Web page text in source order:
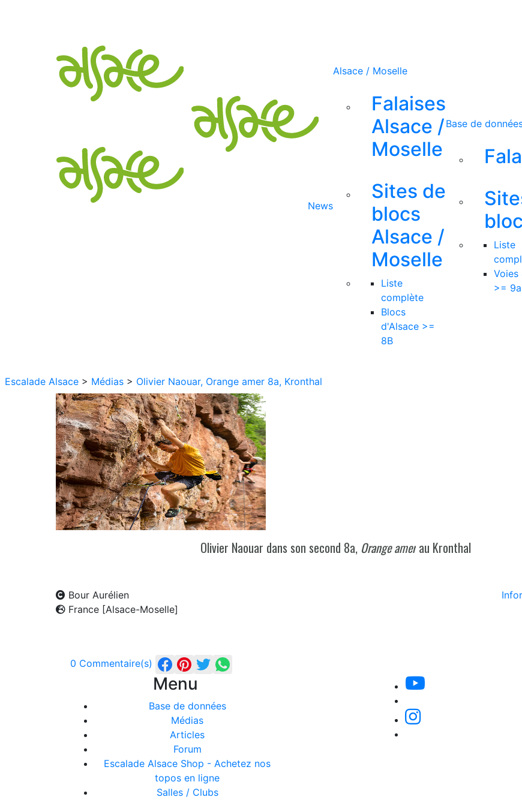
News
Alsace / Moselle
Falaises
Alsace /
Moselle
Sites de
blocs
Alsace /
Moselle
Liste
complète
Blocs
d'Alsace >=
8B
Base de
Liste
Voies
>= 9a
Escalade Alsace > Médias > Olivier Naouar, Orange amer 8a, Kronthal
Olivier Naouar dans son second 8a, Orange amer au Kronthal
Bour Aurélien
France [Alsace-Moselle]
0 Commentaire(s)
Menu
Base de données
Médias
Articles
Forum
Escalade Alsace Shop - Achetez nos
topos en ligne
Salles / Clubs